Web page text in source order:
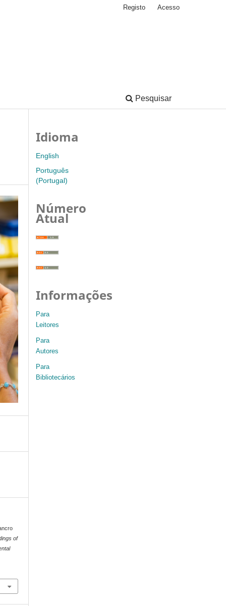
Pesquisar
Registo Acesso
of
Idioma
English
Português
(Portugal)
Número
Atual
Informações
Para
Leitores
Para
Autores
Para
Bibliotecários